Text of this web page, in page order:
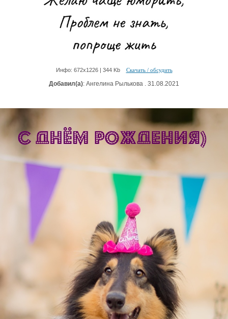
Инфо: 672х1226 | 344 Kb Скачать / обсудить
Добавил(а): Ангелина Рылькова . 31.08.2021